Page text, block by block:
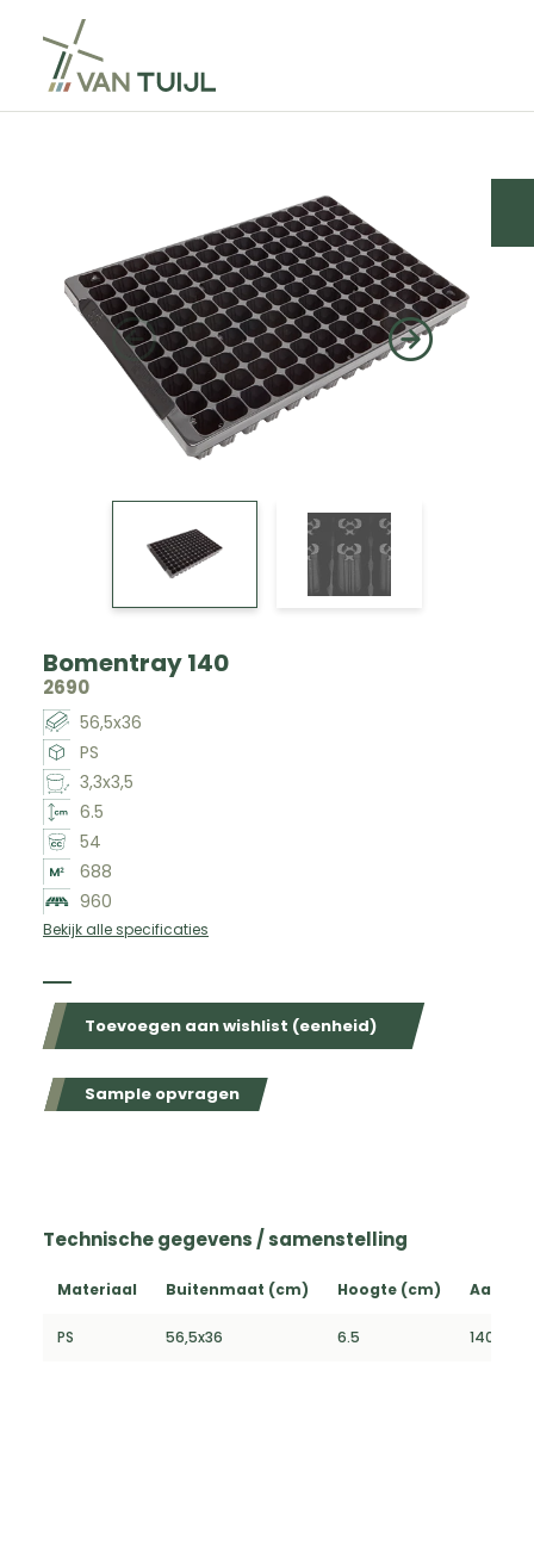
Bomentray 140
2690
56,5x36
PS
3,3x3,5
6.5
54
688
960
Bekijk alle specificaties
Toevoegen aan wishlist (eenheid)
Sample opvragen
Technische gegevens / samenstelling
Materiaal Buitenmaat (cm) Hoogte (cm) Aantal
PS 56,5x36 6.5 140